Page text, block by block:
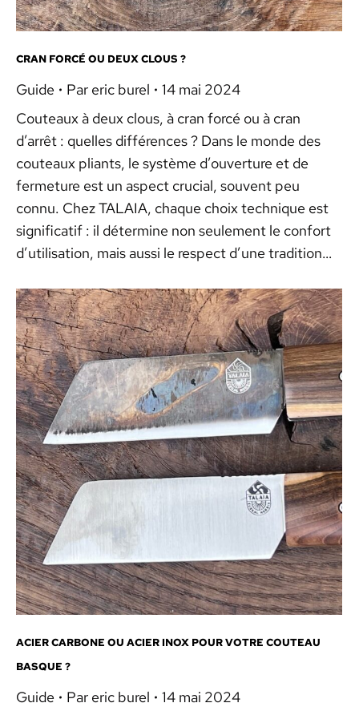
CRAN FORCÉ OU DEUX CLOUS ?
Guide Par eric burel
14 mai 2024
Couteaux à deux clous, à cran forcé ou à cran
d’arrêt : quelles différences ? Dans le monde des
couteaux pliants, le système d’ouverture et de
fermeture est un aspect crucial, souvent peu
connu. Chez TALAIA, chaque choix technique est
significatif : il détermine non seulement le confort
d’utilisation, mais aussi le respect d’une tradition…
ACIER CARBONE OU ACIER INOX POUR VOTRE COUTEAU
BASQUE ?
Guide Par eric burel
14 mai 2024